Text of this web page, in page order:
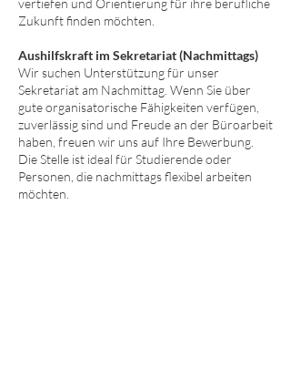
vertiefen und Orientierung für ihre berufliche
Zukunft finden möchten.
Aushilfskraft im Sekretariat (Nachmittags)
Wir suchen Unterstützung für unser
Sekretariat am Nachmittag. Wenn Sie über
gute organisatorische Fähigkeiten verfügen,
zuverlässig sind und Freude an der Büroarbeit
haben, freuen wir uns auf Ihre Bewerbung.
Die Stelle ist ideal für Studierende oder
Personen, die nachmittags flexibel arbeiten
möchten.